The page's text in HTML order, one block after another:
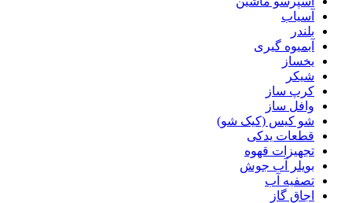
آسیاب
بلندر
آبمیوه گیری
یخساز
شیکر
کرپ ساز
وافل ساز
شو کیس (کیک شو)
قطعات یدکی
تجهیزات قهوه
بویلر آب جوش
تصفیه آب
اجاق گاز